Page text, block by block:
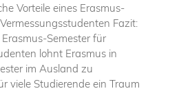
Vorteile eines Erasmus-
Fazit:
Semester für
lohnt Erasmus in
im Ausland zu
viele Studierende ein Traum